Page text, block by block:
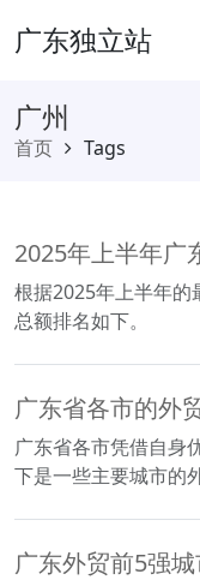
广东独立站
广州
首页 Tags
2025年上半年广
根据2025年上半年的
总额排名如下。
广东省各市的外
广东省各市凭借自身
下是一些主要城市的
广东外贸前5强